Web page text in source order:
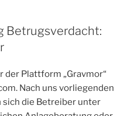
Betrugsverdacht:
Plattform „Gravmor“
Nach uns vorliegenden
die Betreiber unter